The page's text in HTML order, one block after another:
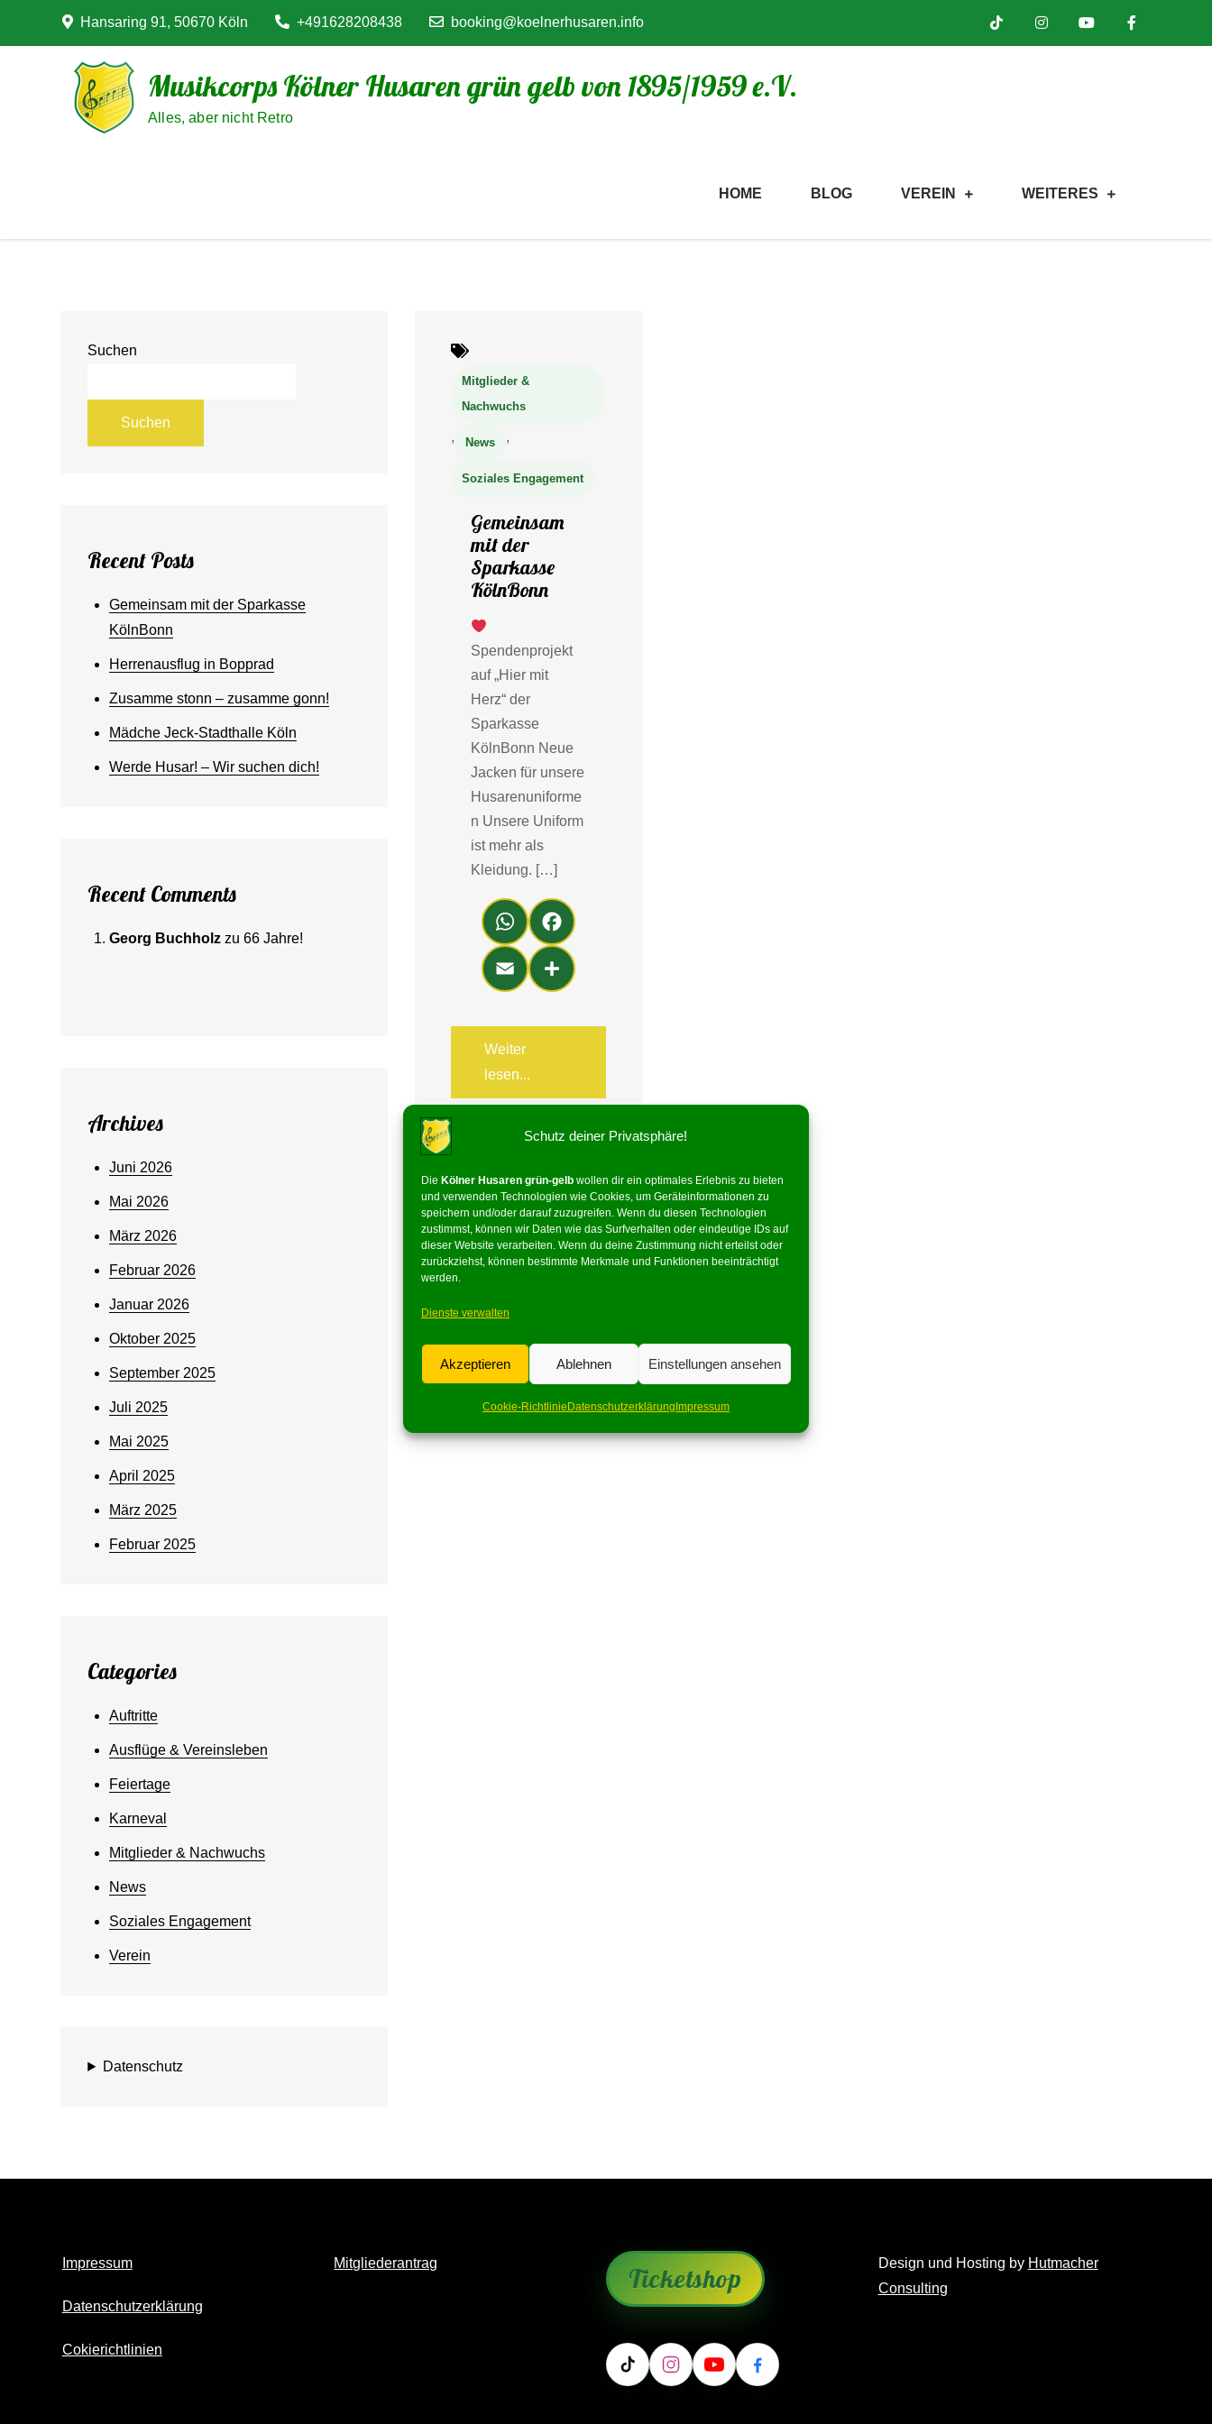
Schutz deiner Privatsphäre!
Die Kölner Husaren grün-gelb wollen dir ein optimales Erlebnis zu bieten
und verwenden Technologien wie Cookies, um Geräteinformationen zu
speichern und/oder darauf zuzugreifen. Wenn du diesen Technologien
zustimmst, können wir Daten wie das Surfverhalten oder eindeutige IDs auf
dieser Website verarbeiten. Wenn du deine Zustimmung nicht erteilst oder
zurückziehst, können bestimmte Merkmale und Funktionen beeinträchtigt
werden.
Dienste verwalten
Akzeptieren Ablehnen Einstellungen ansehen
Cookie-Richtlinie Datenschutzerklärung Impressum
Hansaring 91, 50670 Köln +491628208438 booking@koelnerhusaren.info
Musikcorps Kölner Husaren grün gelb von 1895/1959 e.V.
Alles, aber nicht Retro
HOME BLOG VEREIN WEITERES
Mitglieder &
Nachwuchs
, News ,
Soziales Engagement
Gemeinsam
mit der
Sparkasse
KölnBonn
Spendenprojekt
auf „Hier mit
Herz“ der
Sparkasse
KölnBonn Neue
Jacken für unsere
Husarenuniforme
n Unsere Uniform
ist mehr als
Kleidung. […]
Wh
ats
Ap
p
Fa
ce
bo
ok
Em
ail
Teil
en
Weiter
lesen...
Suchen
Suchen
Recent Posts
Gemeinsam mit der Sparkasse
KölnBonn
Herrenausflug in Bopprad
Zusamme stonn – zusamme gonn!
Mädche Jeck-Stadthalle Köln
Werde Husar! – Wir suchen dich!
Recent Comments
Georg Buchholz zu66 Jahre!
Archives
Juni 2026
Mai 2026
März 2026
Februar 2026
Januar 2026
Oktober 2025
September 2025
Juli 2025
Mai 2025
April 2025
März 2025
Februar 2025
Categories
Auftritte
Ausflüge & Vereinsleben
Feiertage
Karneval
Mitglieder & Nachwuchs
News
Soziales Engagement
Verein
Datenschutz
Impressum
Datenschutzerklärung
Cokierichtlinien
Mitgliederantrag Ticketshop Design und Hosting by Hutmacher
Consulting